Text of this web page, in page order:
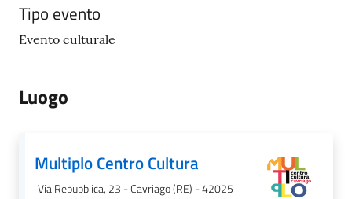
Tipo evento
Evento culturale
Luogo
Multiplo Centro Cultura
Via Repubblica, 23 - Cavriago (RE) - 42025